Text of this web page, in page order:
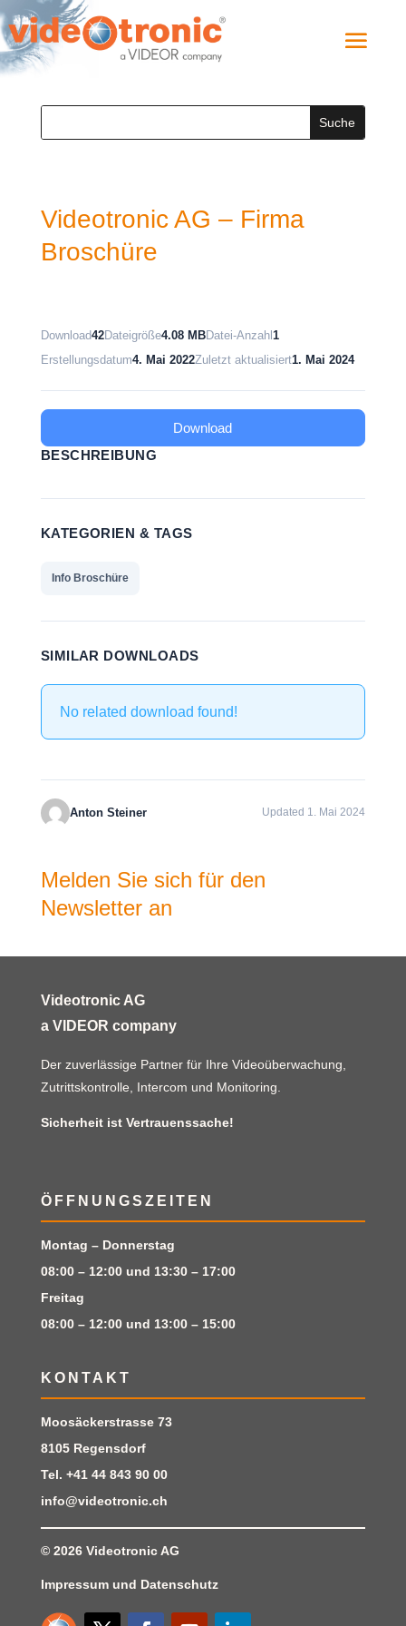
Videotronic AG – Firma
Broschüre
Download42Dateigröße4.08 MBDatei-Anzahl1
Erstellungsdatum4. Mai 2022Zuletzt aktualisiert1. Mai 2024
Download
BESCHREIBUNG
KATEGORIEN & TAGS
Info Broschüre
SIMILAR DOWNLOADS
No related download found!
Anton Steiner Updated 1. Mai 2024
Melden Sie sich für den
Newsletter an
Videotronic AG
a VIDEOR company
Der zuverlässige Partner für Ihre Videoüberwachung,
Zutrittskontrolle, Intercom und Monitoring.
Sicherheit ist Vertrauenssache!
ÖFFNUNGSZEITEN
Montag – Donnerstag
08:00 – 12:00 und 13:30 – 17:00
Freitag
08:00 – 12:00 und 13:00 – 15:00
KONTAKT
Moosäckerstrasse 73
8105 Regensdorf
Tel. +41 44 843 90 00
info@videotronic.ch
© 2026 Videotronic AG
Impressumund Datenschutz